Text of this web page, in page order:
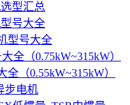
型汇总
号大全
型号大全
全（0.75kW~315kW）
（0.55kW~315kW）
步电机